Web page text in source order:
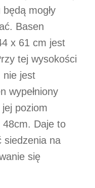
mogły
Basen
x 61 cm jest
tej wysokości
nie jest
wypełniony
poziom
48cm. Daje to
siedzenia na
się